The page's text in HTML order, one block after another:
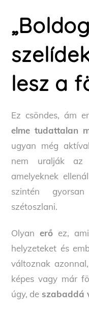
lesz a
Ez csöndes, ám
elme tudattalan
ugyan még
nem uralják az
amelyeknek
szintén
szétoszlani.
Olyanerő ez,
helyzeteket és
változnak
képes vagy már
úgy, de szabaddá